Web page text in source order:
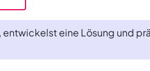
eine Lösung und